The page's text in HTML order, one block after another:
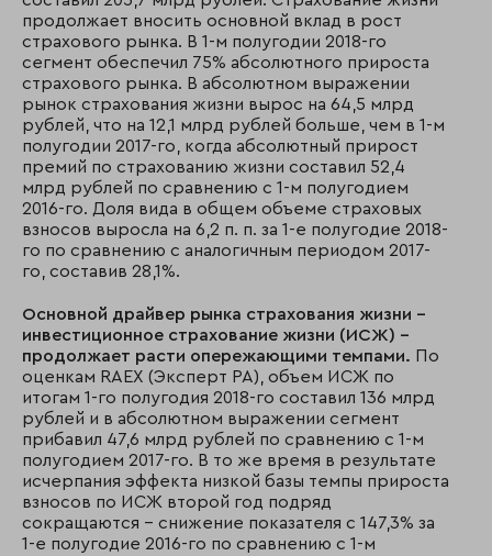
продолжает вносить основной вклад в рост
страхового рынка. В 1-м полугодии 2018-го
сегмент обеспечил 75% абсолютного прироста
страхового рынка. В абсолютном выражении
рынок страхования жизни вырос на 64,5 млрд
рублей, что на 12,1 млрд рублей больше, чем в 1-м
полугодии 2017-го, когда абсолютный прирост
премий по страхованию жизни составил 52,4
млрд рублей по сравнению с 1-м полугодием
2016-го. Доля вида в общем объеме страховых
взносов выросла на 6,2 п. п. за 1-е полугодие 2018-
го по сравнению с аналогичным периодом 2017-
го, составив 28,1%.
Основной драйвер рынка страхования жизни –
инвестиционное страхование жизни (ИСЖ) –
продолжает расти опережающими темпами. По
оценкам RAEX (Эксперт РА), объем ИСЖ по
итогам 1-го полугодия 2018-го составил 136 млрд
рублей и в абсолютном выражении сегмент
прибавил 47,6 млрд рублей по сравнению с 1-м
полугодием 2017-го. В то же время в результате
исчерпания эффекта низкой базы темпы прироста
взносов по ИСЖ второй год подряд
сокращаются – снижение показателя с 147,3% за
1-е полугодие 2016-го по сравнению с 1-м